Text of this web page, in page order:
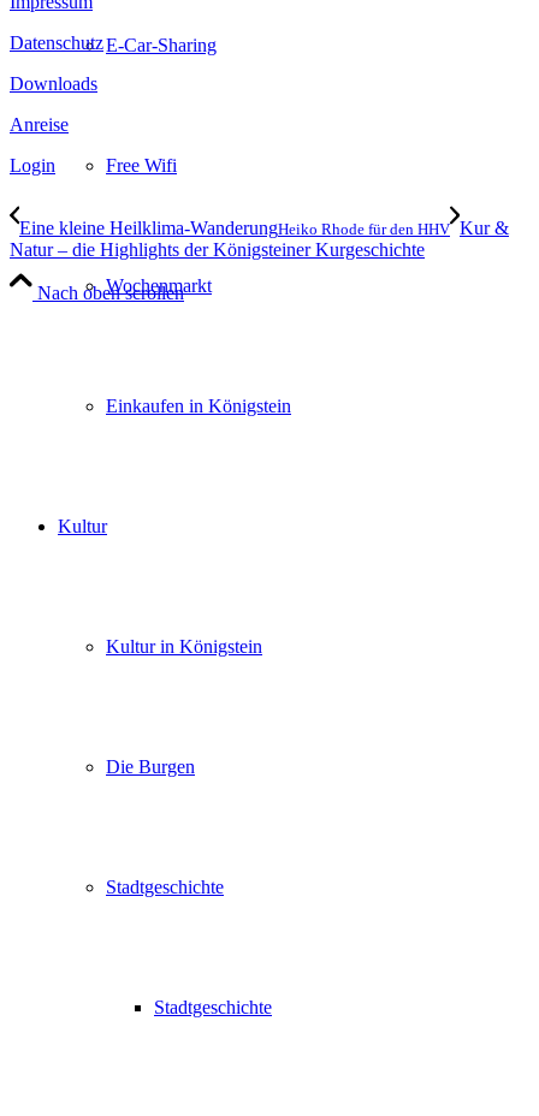
E-Car-Sharing
Free Wifi
Wochenmarkt
Einkaufen in Königstein
Kultur
Kultur in Königstein
Die Burgen
Stadtgeschichte
Stadtgeschichte
Datenschutz
Downloads
Anreise
Login
Eine kleine Heilklima-WanderungHeiko Rhode für den HHV Kur &
Natur – die Highlights der Königsteiner Kurgeschichte
Nach oben scrollen